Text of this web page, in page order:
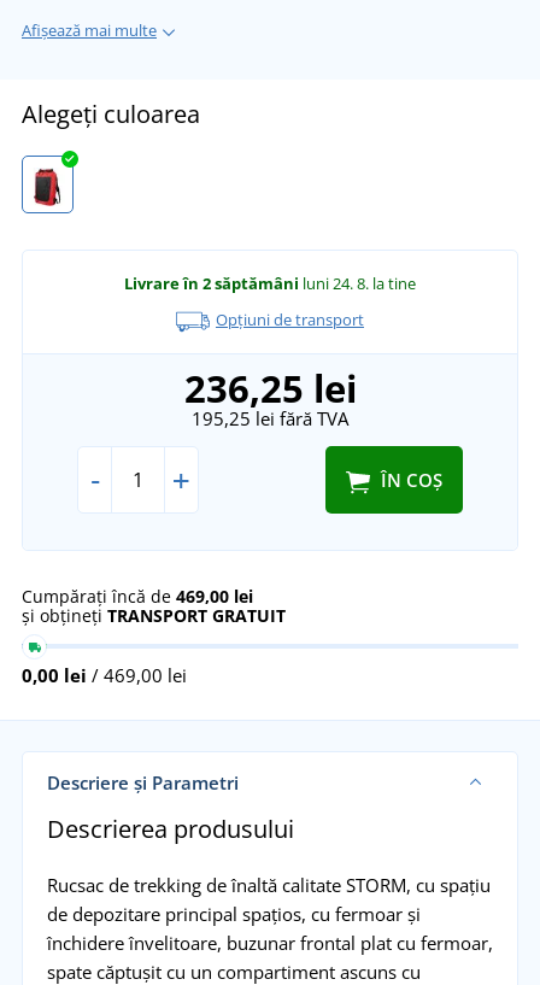
Afișează mai multe
Alegeți culoarea
Livrare în 2 săptămâni luni 24. 8. la tine
Opțiuni de transport
236,25 lei
195,25 lei fără TVA
- + ÎN COȘ
Cumpărați încă de 469,00 lei
și obțineți TRANSPORT GRATUIT
0,00 lei / 469,00 lei
Descriere și Parametri
Descrierea produsului
Rucsac de trekking de înaltă calitate STORM, cu spațiu
de depozitare principal spațios, cu fermoar și
închidere învelitoare, buzunar frontal plat cu fermoar,
spate căptușit cu un compartiment ascuns cu